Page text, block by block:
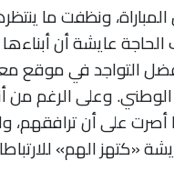
ونظفت ما
عايشة أن أبناءها
التواجد في موقع
وعلى الرغم من
أصرت على أن
«كتهز الهم»